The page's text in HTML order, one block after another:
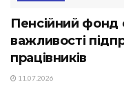
Пенсійний фонд
важливості
працівників
11.07.2026